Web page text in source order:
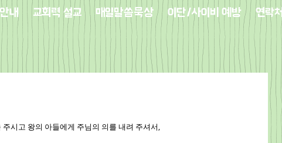
내 교회력 설교 매일말씀묵상 이단/사이비 예방 연락처
주시고 왕의 아들에게 주님의 의를 내려 주셔서,